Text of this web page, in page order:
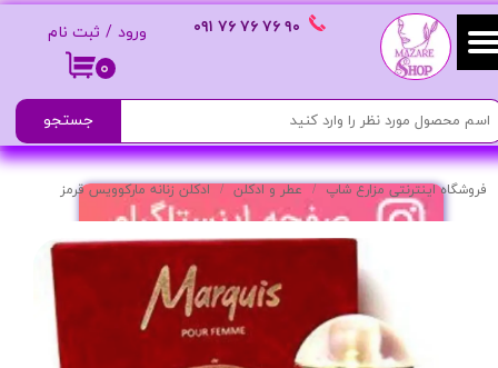
۰
ورود / ثبت نام
حساب کاربری من
تغییر گذر واژه
سفارشات
خروج از حساب کاربری
٩٠ ٧۶ ٧۶ ٧۶ ٠٩١
جستجو
فروشگاه اینترنتی مزارع شاپ عطر و ادکلن ادکلن زنانه مارکوویس قرمز